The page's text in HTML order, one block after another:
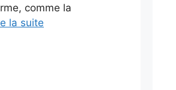
comme la
la suite